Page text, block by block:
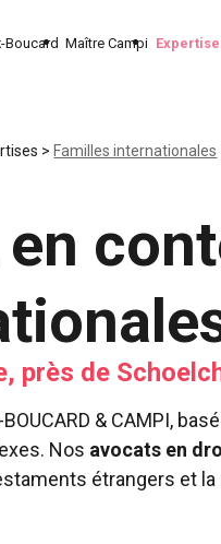
Boucard Maître Campi
> Familles internationales
près de
BOUCARD & CAMPI,
Nos avocats en
étrangers et